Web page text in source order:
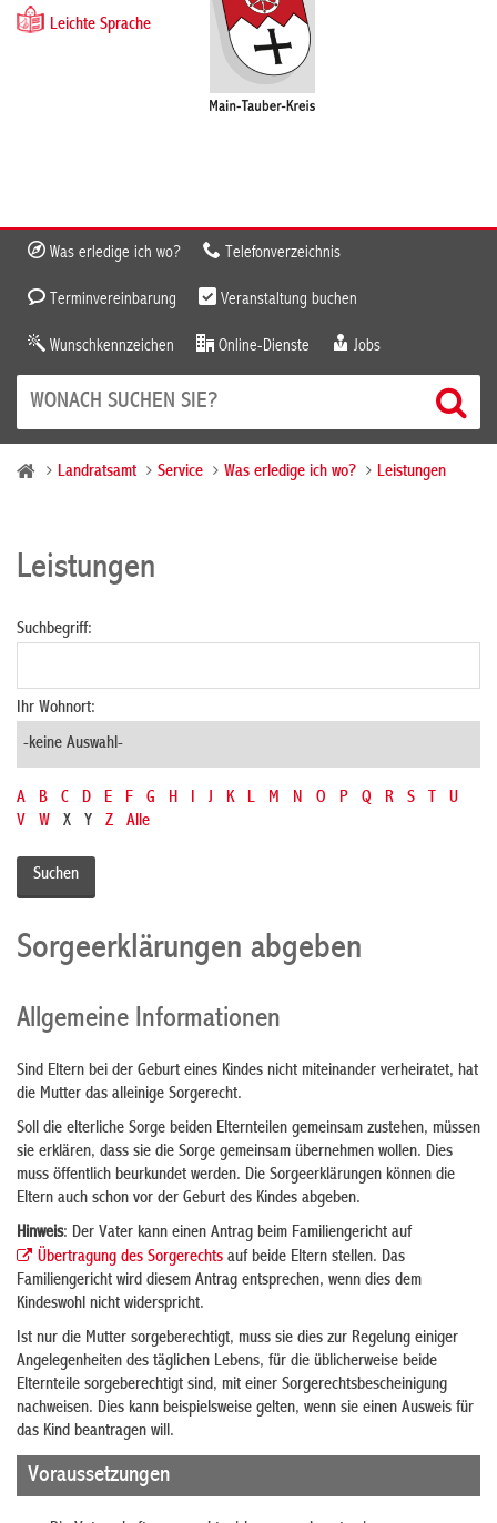
Leichte Sprache
Was erledige ich wo? Telefonverzeichnis
Terminvereinbarung Veranstaltung buchen
Wunschkennzeichen Online-Dienste Jobs
Landratsamt Service Was erledige ich wo? Leistungen
Leistungen
Suchbegriff:
Ihr Wohnort:
A B C D E F G H I J K L M N O P Q R S T
U
V
W X Y Z Alle
Sorgeerklärungen abgeben
Allgemeine Informationen
Sind Eltern bei der Geburt eines Kindes nicht miteinander verheiratet, hat
die Mutter das alleinige Sorgerecht.
Soll die elterliche Sorge beiden Elternteilen gemeinsam zustehen, müssen
sie erklären, dass sie die Sorge gemeinsam übernehmen wollen. Dies
muss öffentlich beurkundet werden. Die Sorgeerklärungen können die
Eltern auch schon vor der Geburt des Kindes abgeben.
Hinweis: Der Vater kann einen Antrag beim Familiengericht auf
Übertragung des Sorgerechts auf beide Eltern stellen. Das
Familiengericht wird diesem Antrag entsprechen, wenn dies dem
Kindeswohl nicht widerspricht.
Ist nur die Mutter sorgeberechtigt, muss sie dies zur Regelung einiger
Angelegenheiten des täglichen Lebens, für die üblicherweise beide
Elternteile sorgeberechtigt sind, mit einer Sorgerechtsbescheinigung
nachweisen. Dies kann beispielsweise gelten, wenn sie einen Ausweis für
das Kind beantragen will.
Voraussetzungen